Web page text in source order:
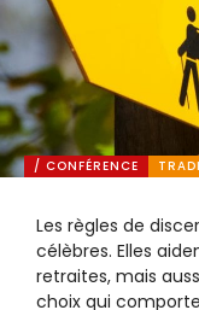
/ CONFÉRENCE
Les règles de
célèbres. Elles
retraites, mais
choix qui